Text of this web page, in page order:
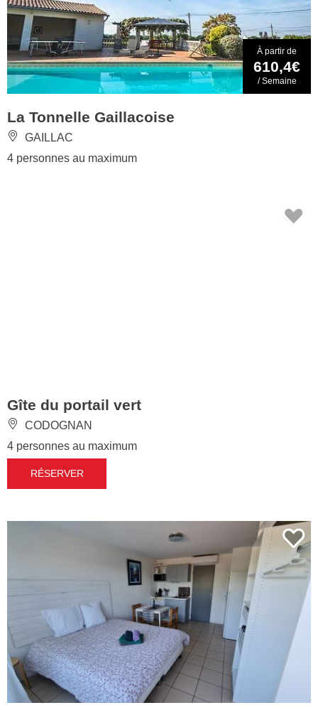
À partir de
610,4€
/ Semaine
La Tonnelle Gaillacoise
GAILLAC
4 personnes au maximum
Gîte du portail vert
CODOGNAN
4 personnes au maximum
RÉSERVER